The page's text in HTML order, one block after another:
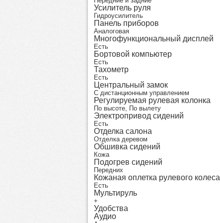
Усилитель руля
Гидроусилитель
Панель приборов
Аналоговая
Многофункциональный дисплей
Есть
Бортовой компьютер
Есть
Тахометр
Есть
Центральный замок
С дистанционным управлением
Регулируемая рулевая колонка
По высоте, По вылету
Электропривод сидений
Есть
Отделка салона
Отделка деревом
Обшивка сидений
Кожа
Подогрев сидений
Передних
Кожаная оплетка рулевого колеса
Есть
Мультируль
+
Удобства
Аудио